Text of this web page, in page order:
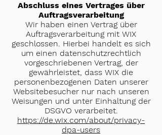
Abschluss eines Vertrages über
Auftragsverarbeitung
Wir haben einen Vertrag über
Auftragsverarbeitung mit WIX
geschlossen. Hierbei handelt es sich
um einen datenschutzrechtlich
vorgeschriebenen Vertrag, der
gewährleistet, dass WIX die
personenbezogenen Daten unserer
Websitebesucher nur nach unseren
Weisungen und unter Einhaltung der
DSGVO verarbeitet.
https://de.wix.com/about/privacy-
dpa-users